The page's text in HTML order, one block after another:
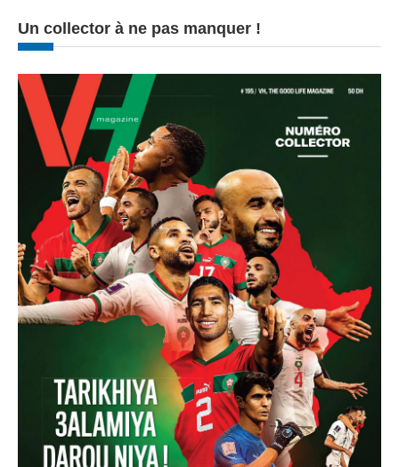
Un collector à ne pas manquer !